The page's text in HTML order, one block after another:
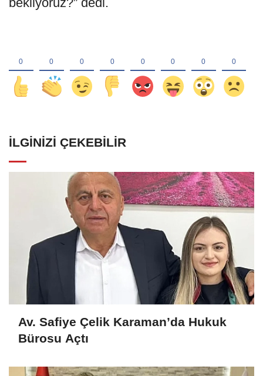
İLGINIZI ÇEKEBILIR
Av. Safiye Çelik Karaman’da Hukuk
Bürosu Açtı